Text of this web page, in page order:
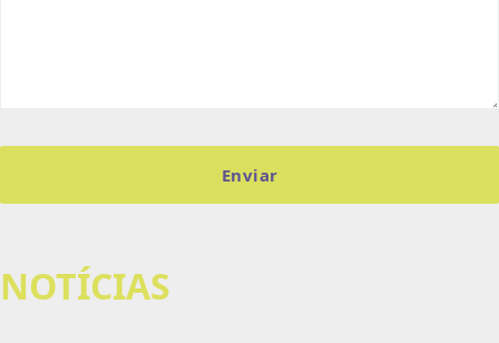
NOTÍCIAS